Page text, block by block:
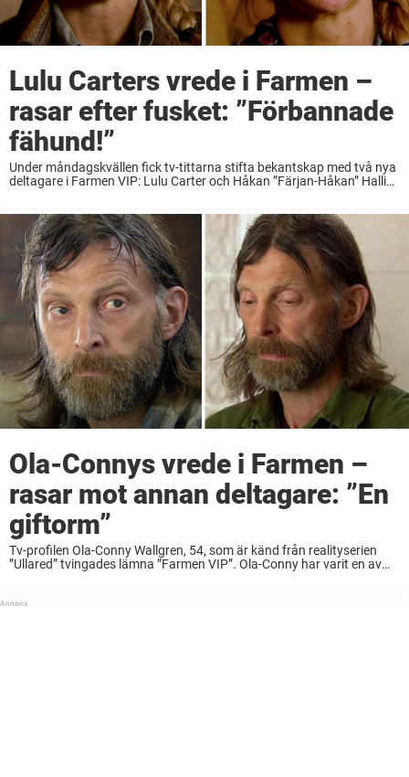
Lulu Carters vrede i Farmen –
rasar efter fusket: ”Förbannade
fähund!”
Under måndagskvällen fick tv-tittarna stifta bekantskap med två nya
deltagare i Farmen VIP: Lulu Carter och Håkan ”Färjan-Håkan” Hallin.
Ola-Connys vrede i Farmen –
rasar mot annan deltagare: ”En
giftorm”
Tv-profilen Ola-Conny Wallgren, 54, som är känd från realityserien
”Ullared” tvingades lämna ”Farmen VIP”. Ola-Conny har varit en av